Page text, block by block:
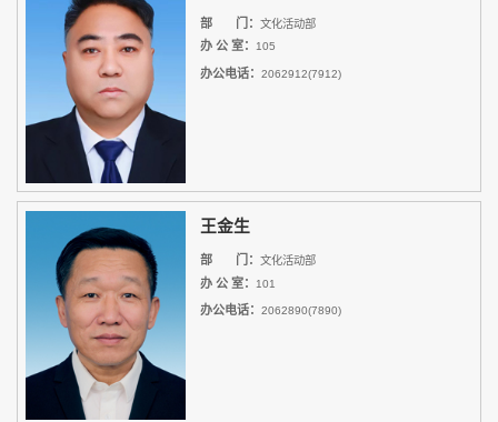
部 门：文化活动部
办 公 室：105
办公电话：2062912(7912)
王金生
部 门：文化活动部
办 公 室： 101
办公电话：2062890(7890)